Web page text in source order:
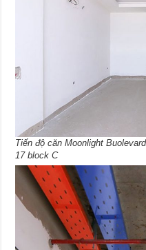
Tiến độ căn Moonlight
17 block C